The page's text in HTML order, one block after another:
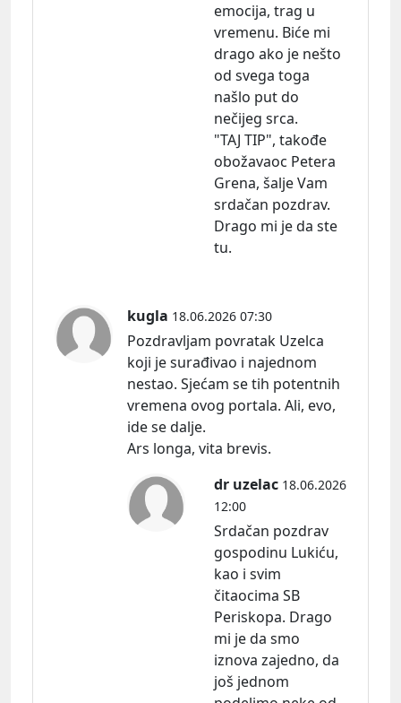
emocija, trag u
vremenu. Biće mi
drago ako je nešto
od svega toga
našlo put do
nečijeg srca.
"TAJ TIP", takođe
obožavaoc Petera
Grena, šalje Vam
srdačan pozdrav.
Drago mi je da ste
tu.
kugla 18.06.2026 07:30
Pozdravljam povratak Uzelca
koji je surađivao i najednom
nestao. Sjećam se tih potentnih
vremena ovog portala. Ali, evo,
ide se dalje.
Ars longa, vita brevis.
dr uzelac 18.06.2026
12:00
Srdačan pozdrav
gospodinu Lukiću,
kao i svim
čitaocima SB
Periskopa. Drago
mi je da smo
iznova zajedno, da
još jednom